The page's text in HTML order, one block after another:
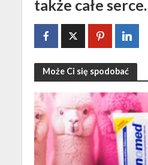
także całe serce.
Może Ci się spodobać